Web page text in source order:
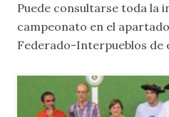
Puede consultarse toda la
campeonato en el apartado
Federado-Interpueblos de